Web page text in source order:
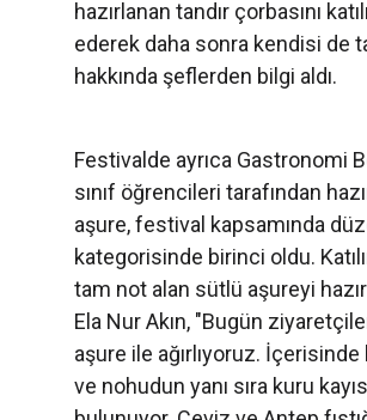
hazırlanan tandır çorbasını
ederek daha sonra kendisi de
hakkında şeflerden bilgi aldı.
Festivalde ayrıca Gastronomi
sınıf öğrencileri tarafından
aşure, festival kapsamında
kategorisinde birinci oldu.
tam not alan sütlü aşureyi
Ela Nur Akın, "Bugün
aşure ile ağırlıyoruz.
ve nohudun yanı sıra kuru